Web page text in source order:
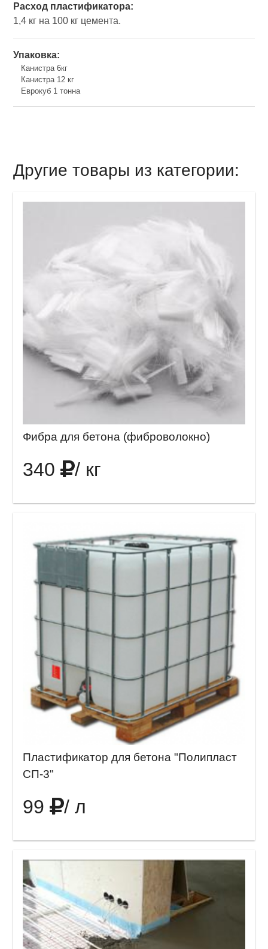
Расход пластификатора:
1,4 кг на 100 кг цемента.
Упаковка:
Канистра 6кг
Канистра 12 кг
Еврокуб 1 тонна
Другие товары из категории:
Фибра для бетона (фиброволокно)
340 / кг
Пластификатор для бетона "Полипласт
СП-3"
99 / л